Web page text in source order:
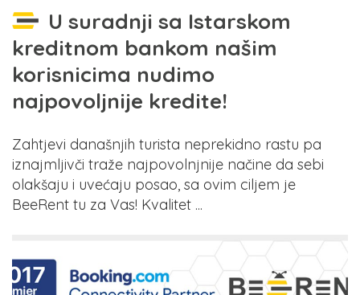
U suradnji sa Istarskom
kreditnom bankom našim
korisnicima nudimo
najpovoljnije kredite!
Zahtjevi današnjih turista neprekidno rastu pa
iznajmljivči traže najpovolnjnije načine da sebi
olakšaju i uvećaju posao, sa ovim ciljem je
BeeRent tu za Vas! Kvalitet ...